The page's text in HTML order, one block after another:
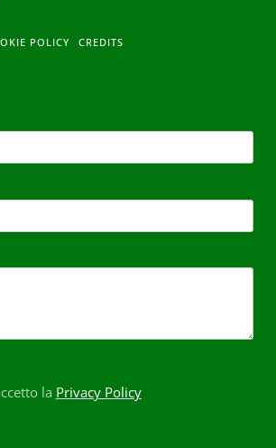
POLICY CREDITS
la Privacy Policy